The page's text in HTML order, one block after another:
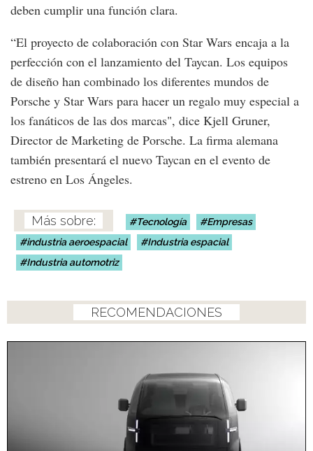
deben cumplir una función clara.
“El proyecto de colaboración con Star Wars encaja a la
perfección con el lanzamiento del Taycan. Los equipos
de diseño han combinado los diferentes mundos de
Porsche y Star Wars para hacer un regalo muy especial a
los fanáticos de las dos marcas", dice Kjell Gruner,
Director de Marketing de Porsche. La firma alemana
también presentará el nuevo Taycan en el evento de
estreno en Los Ángeles.
Tecnología
Empresas
industria aeroespacial
Industria espacial
Industria automotriz
RECOMENDACIONES